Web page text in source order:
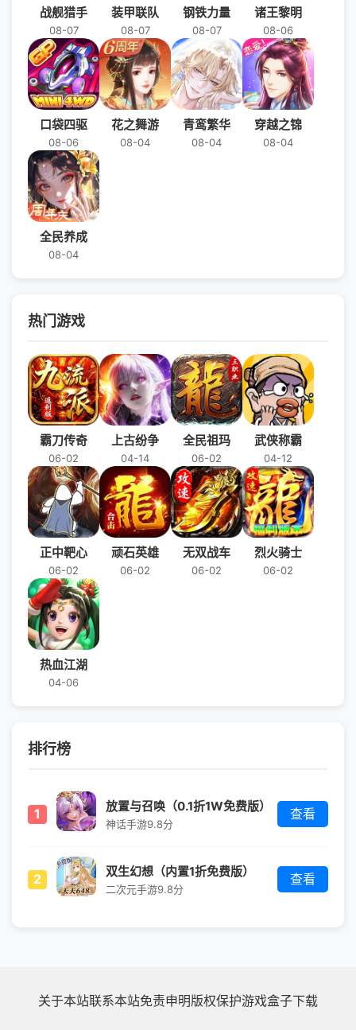
战舰猎手
08-07
装甲联队
08-07
钢铁力量
08-07
诸王黎明
08-06
口袋四驱
08-06
花之舞游
08-04
青鸾繁华
08-04
穿越之锦
08-04
全民养成
08-04
热门游戏
霸刀传奇
06-02
上古纷争
04-14
全民祖玛
06-02
武侠称霸
04-12
正中靶心
06-02
顽石英雄
06-02
无双战车
06-02
烈火骑士
06-02
热血江湖
04-06
排行榜
1 放置与召唤（0.1折1W免费版）
神话手游9.8分
查看
2 双生幻想（内置1折免费版）
二次元手游9.8分
查看
关于本站联系本站免责申明版权保护游戏盒子下载